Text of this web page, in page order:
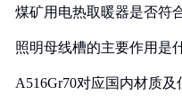
煤矿用电热取暖器是否符
照明母线槽的主要作用是
A516Gr70对应国内材质